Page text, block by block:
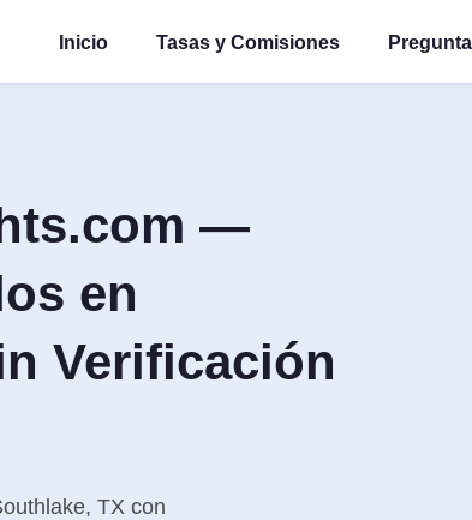
Inicio Tasas y Comisiones
—
en
Verificación
TX con